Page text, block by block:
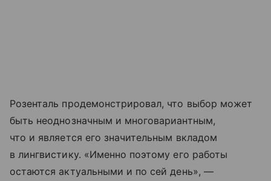
Розенталь продемонстрировал, что выбор может
быть неоднозначным и многовариантным,
что и является его значительным вкладом
в лингвистику. «Именно поэтому его работы
остаются актуальными и по сей день», —